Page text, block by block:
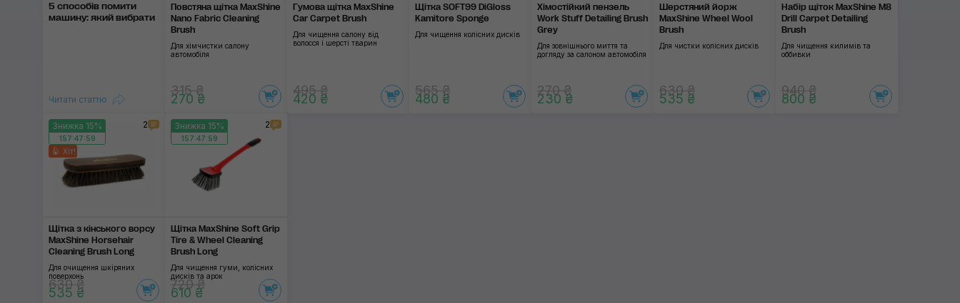
5 способів помити
машину: який вибрати
Читати статтю
Повстяна щітка MaxShine
Nano Fabric Cleaning
Brush
Для хімчистки салону
автомобіля
315 ₴
270 ₴
Гумова щітка MaxShine
Car Carpet Brush
Для чищення салону від
волосся і шерсті тварин
495 ₴
420 ₴
Щітка SOFT99 DiGloss
Kamitore Sponge
Для чищення колісних дисків
565 ₴
480 ₴
Хімостійкий пензель
Work Stuff Detailing Brush
Grey
Для зовнішнього миття та
догляду за салоном автомобіля
270 ₴
230 ₴
Шерстяний йорж
MaxShine Wheel Wool
Brush
Для чистки колісних дисків
630 ₴
535 ₴
Набір щіток MaxShine M8
Drill Carpet Detailing
Brush
Для чищення килимів та
оббивки
940 ₴
800 ₴
Знижка 15%
157:47:58
Хіт!
2
Щітка з кінського ворсу
MaxShine Horsehair
Cleaning Brush Long
Для очищення шкіряних
поверхонь
630 ₴
535 ₴
Знижка 15%
157:47:58
2
Щітка MaxShine Soft Grip
Tire & Wheel Cleaning
Brush Long
Для чищення гуми, колісних
дисків та арок
720 ₴
610 ₴